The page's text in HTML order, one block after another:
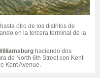
otro de los distritos de
en la tercera terminal de la
haciendo dos
de North 6th Street con Kent
Kent Avenue.